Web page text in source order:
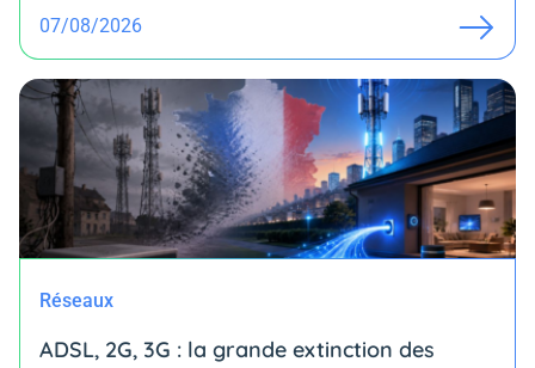
07/08/2026
Réseaux
ADSL, 2G, 3G : la grande extinction des